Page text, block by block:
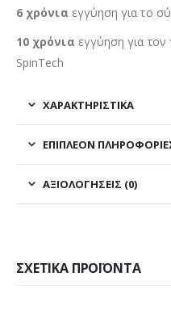
6 χρόνια εγγύηση για το
10 χρόνια εγγύηση για
SpinTech
ΧΑΡΑΚΤΗΡΙΣΤΙΚΑ
ΕΠΙΠΛΈΟΝ
ΑΞΙΟΛΟΓΉΣΕΙΣ (0)
ΣΧΕΤΙΚΆ ΠΡΟΪΌΝΤΑ